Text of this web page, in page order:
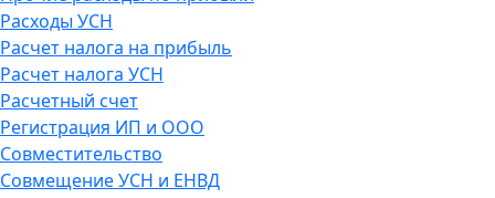
Расходы УСН
Расчет налога на прибыль
Расчет налога УСН
Расчетный счет
Регистрация ИП и ООО
Совместительство
Совмещение УСН и ЕНВД